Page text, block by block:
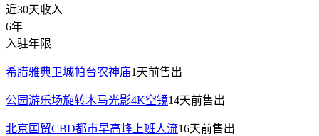
近30天收入
6年
入驻年限
希腊雅典卫城帕台农神庙1天前售出
公园游乐场旋转木马光影4K空镜14天前售出
北京国贸CBD都市早高峰上班人流16天前售出